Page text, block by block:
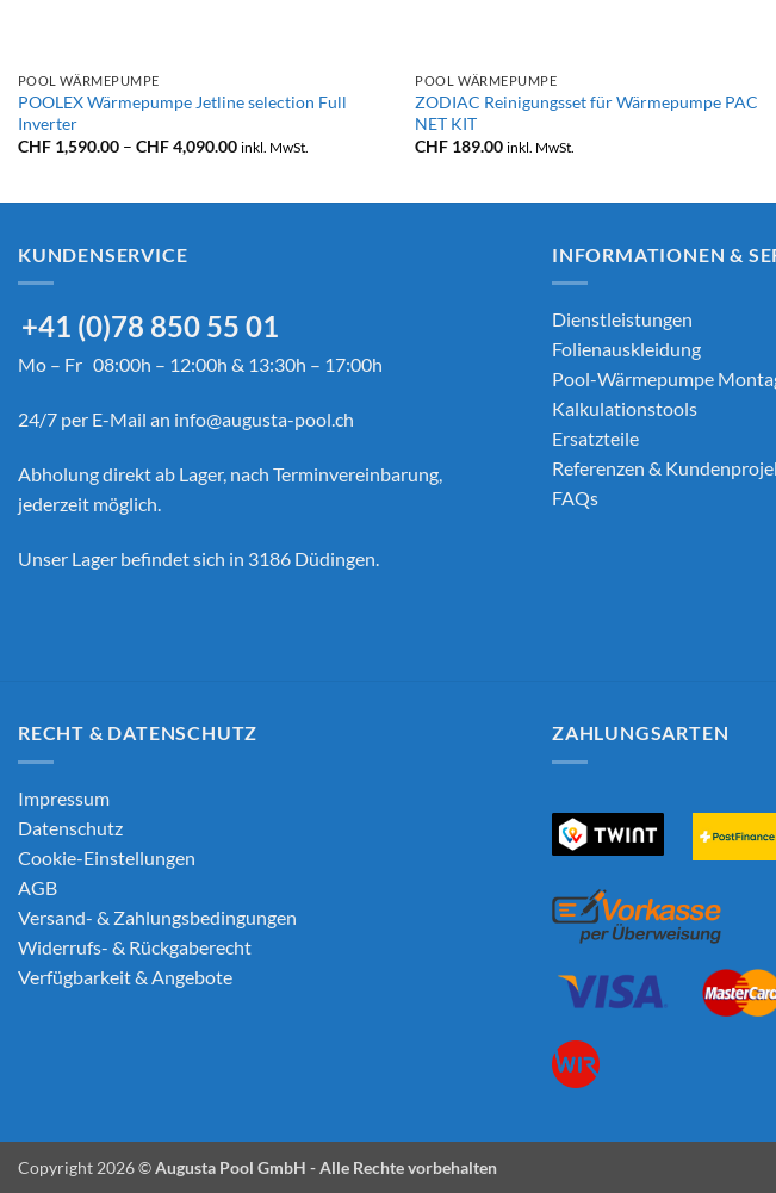
POOL WÄRMEPUMPE
POOLEX Wärmepumpe Jetline selection Full
Inverter
CHF1,590.00 – CHF4,090.00Preisspanne:
inkl. MwSt.
POOL WÄRMEPUMPE
ZODIAC Reinigungsset für Wärmepumpe PAC
NET KIT
CHF 189.00 inkl. MwSt.
KUNDENSERVICE
+41 (0)78 850 55 01
Mo – Fr 08:00h – 12:00h & 13:30h – 17:00h
24/7 per E-Mail an info@augusta-pool.ch
Abholung direkt ab Lager, nach Terminvereinbarung,
jederzeit möglich.
Unser Lager befindet sich in 3186 Düdingen.
INFORMATIONEN &
Dienstleistungen
Folienauskleidung
Pool-Wärmepumpe
Kalkulationstools
Ersatzteile
Referenzen &
FAQs
RECHT & DATENSCHUTZ
Impressum
Datenschutz
Cookie-Einstellungen
AGB
Versand- & Zahlungsbedingungen
Widerrufs- & Rückgaberecht
Verfügbarkeit & Angebote
ZAHLUNGSARTEN
Copyright 2026 ©Augusta Pool GmbH - Alle Rechte vorbehalten